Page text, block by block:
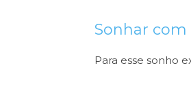
Sonhar
Para esse sonho